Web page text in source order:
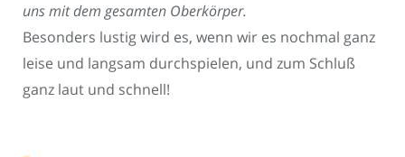
uns mit dem gesamten Oberkörper.
Besonders lustig wird es, wenn wir es nochmal ganz
leise und langsam durchspielen, und zum Schluß
ganz laut und schnell!